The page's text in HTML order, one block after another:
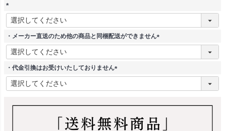
(
必
須・メーカー直送のため他の商品と同梱配送ができません
(
・代金引換はお受けいたしておりません
(
)